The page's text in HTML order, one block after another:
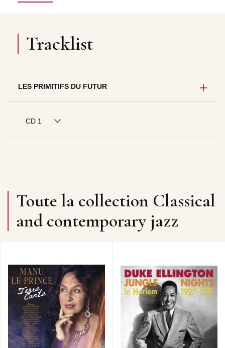
Tracklist
LES PRIMITIFS DU FUTUR
CD 1
Toute la collection Classical
and contemporary jazz